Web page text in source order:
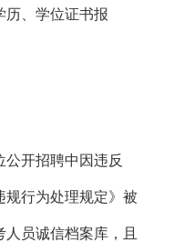
历、学位证书报
公开招聘中因违反
规行为处理规定》被
员诚信档案库，且